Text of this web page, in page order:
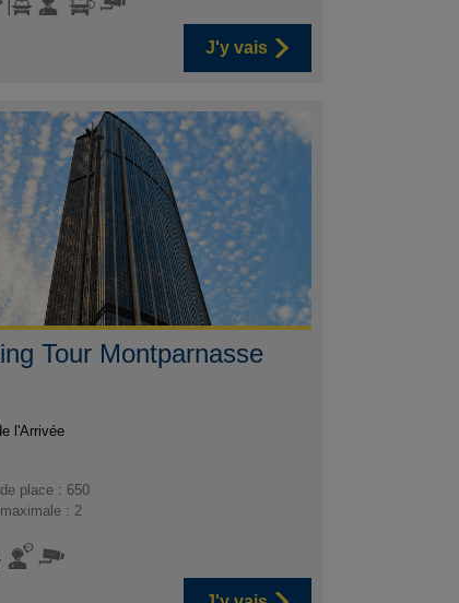
J'y vais
Tour Montparnasse
l'Arrivée
place : 650
: 2